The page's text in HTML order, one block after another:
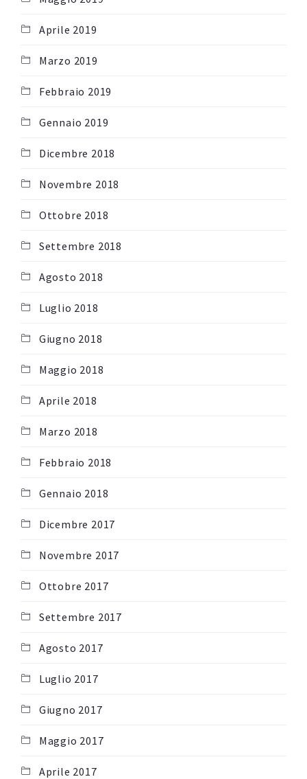
Aprile 2019
Marzo 2019
Febbraio 2019
Gennaio 2019
Dicembre 2018
Novembre 2018
Ottobre 2018
Settembre 2018
Agosto 2018
Luglio 2018
Giugno 2018
Maggio 2018
Aprile 2018
Marzo 2018
Febbraio 2018
Gennaio 2018
Dicembre 2017
Novembre 2017
Ottobre 2017
Settembre 2017
Agosto 2017
Luglio 2017
Giugno 2017
Maggio 2017
Aprile 2017